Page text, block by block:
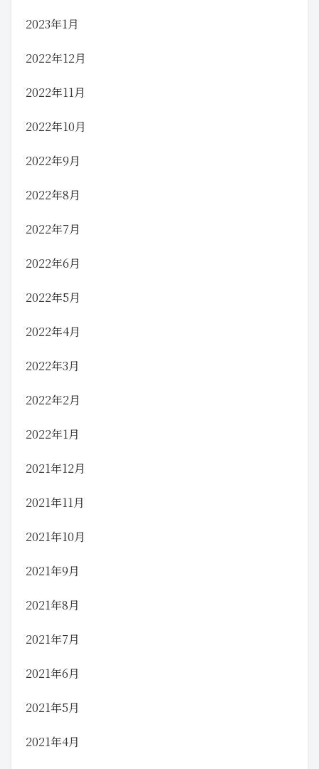
2023年1月
2022年12月
2022年11月
2022年10月
2022年9月
2022年8月
2022年7月
2022年6月
2022年5月
2022年4月
2022年3月
2022年2月
2022年1月
2021年12月
2021年11月
2021年10月
2021年9月
2021年8月
2021年7月
2021年6月
2021年5月
2021年4月